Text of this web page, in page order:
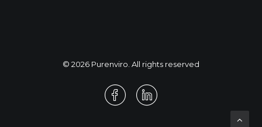
© 2026 Purenviro. All rights reserved